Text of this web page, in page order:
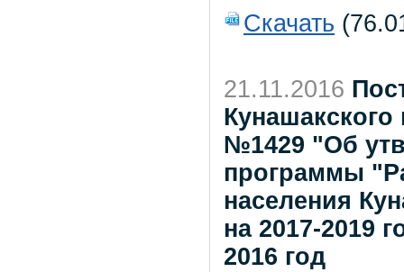
Скачать
21.11.2016
Кунашакского
№1429 "Об
программы
населения
на 2017-2019
2016 год